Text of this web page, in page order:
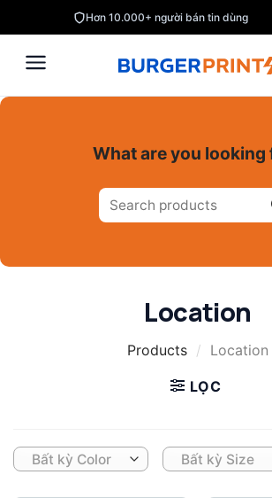
to
content
Hơn 10.000+ người bán tin dùng
What are you looking
Tìm
kiếm:
Location
Products / Location
LỌC
Bất kỳ Color Bất kỳ Size